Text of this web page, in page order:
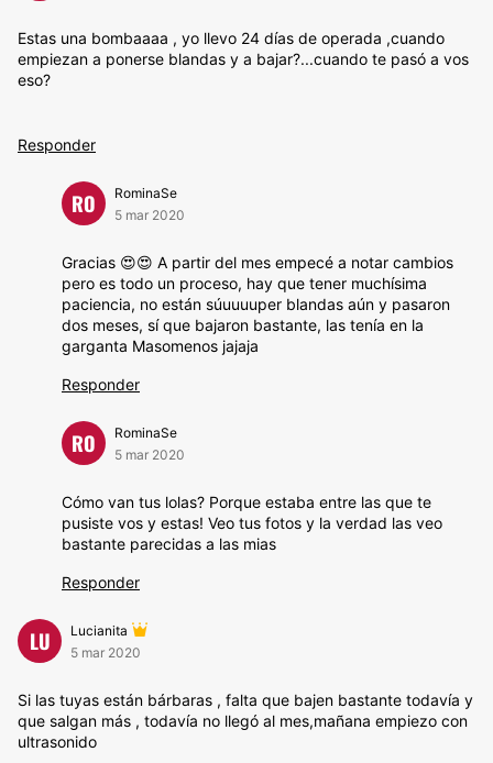
Estas una bombaaaa , yo llevo 24 días de operada ,cuando
empiezan a ponerse blandas y a bajar?...cuando te pasó a vos
eso?
Responder
RO
RominaSe
5 mar 2020
Gracias 😍😍 A partir del mes empecé a notar cambios
pero es todo un proceso, hay que tener muchísima
paciencia, no están súuuuuper blandas aún y pasaron
dos meses, sí que bajaron bastante, las tenía en la
garganta Masomenos jajaja
Responder
RO
RominaSe
5 mar 2020
Cómo van tus lolas? Porque estaba entre las que te
pusiste vos y estas! Veo tus fotos y la verdad las veo
bastante parecidas a las mias
Responder
LU
Lucianita
5 mar 2020
Si las tuyas están bárbaras , falta que bajen bastante todavía y
que salgan más , todavía no llegó al mes,mañana empiezo con
ultrasonido